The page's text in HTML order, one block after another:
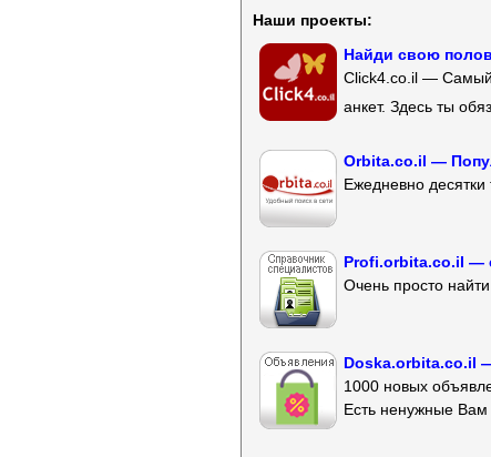
Наши проекты:
Найди свою
Click4.co.il — Самый
анкет. Здесь ты
Orbita.co.il —
Ежедневно
Profi.orbita.co.il —
Очень просто
Doska.orbita.co.il
1000 новых
Есть ненужные